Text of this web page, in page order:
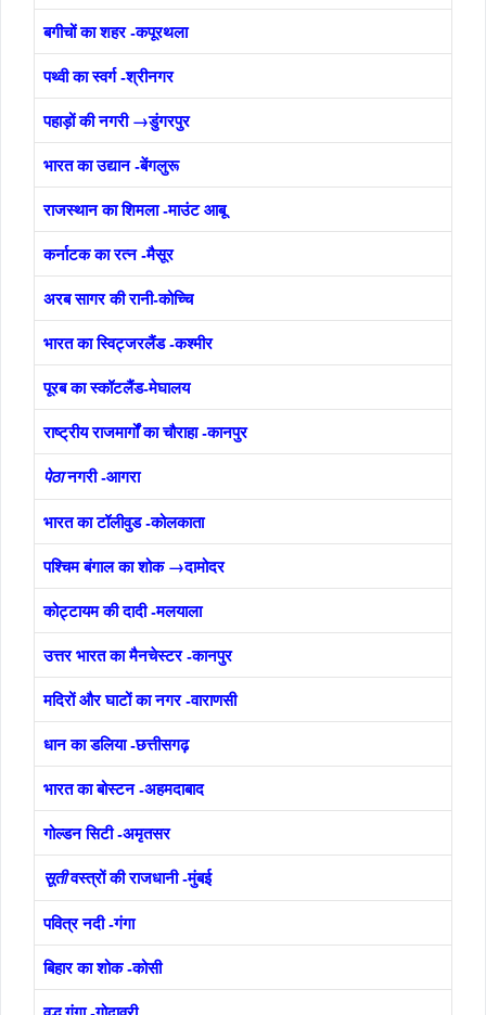
बगीचों का शहर -कपूरथला
पथ्वी का स्वर्ग -श्रीनगर
पहाड़ों की नगरी →डुंगरपुर
भारत का उद्यान -बेंगलुरू
राजस्थान का शिमला -माउंट आबू
कर्नाटक का रत्न -मैसूर
अरब सागर की रानी-कोच्चि
भारत का स्विट्जरलैंड -कश्मीर
पूरबका स्कॉटलैंड-मेघालय
राष्ट्रीय राजमार्गों का चौराहा -कानपुर
पेठानगरी -आगरा
भारत का टॉलीवुड -कोलकाता
पश्चिम बंगाल का शोक →दामोदर
कोट्टायम की दादी -मलयाला
उत्तर भारत का मैनचेस्टर -कानपुर
मदिरों और घाटों का नगर -वाराणसी
धान का डलिया -छत्तीसगढ़
भारत का बोस्टन -अहमदाबाद
गोल्डन सिटी -अमृतसर
सूतीवस्त्रों की राजधानी -मुंबई
पवित्र नदी -गंगा
बिहार का शोक -कोसी